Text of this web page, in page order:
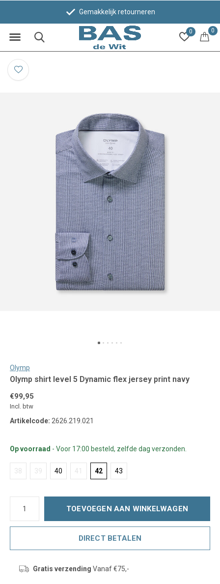
0 0
Gemakkelijk retourneren
Olymp
Olymp shirt level 5 Dynamic flex jersey print navy
€99,95
Incl. btw
Artikelcode: 2626.219.021
Op voorraad - Voor 17:00 besteld, zelfde dag verzonden.
38 39 40 41 42 43
TOEVOEGEN AAN WINKELWAGEN
DIRECT BETALEN
Gratis verzending Vanaf €75,-